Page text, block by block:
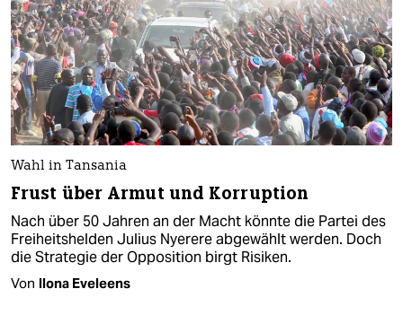
Wahl in Tansania
Frust über Armut und Korruption
Nach über 50 Jahren an der Macht könnte die Partei des
Freiheitshelden Julius Nyerere abgewählt werden. Doch
die Strategie der Opposition birgt Risiken.
Von Ilona Eveleens